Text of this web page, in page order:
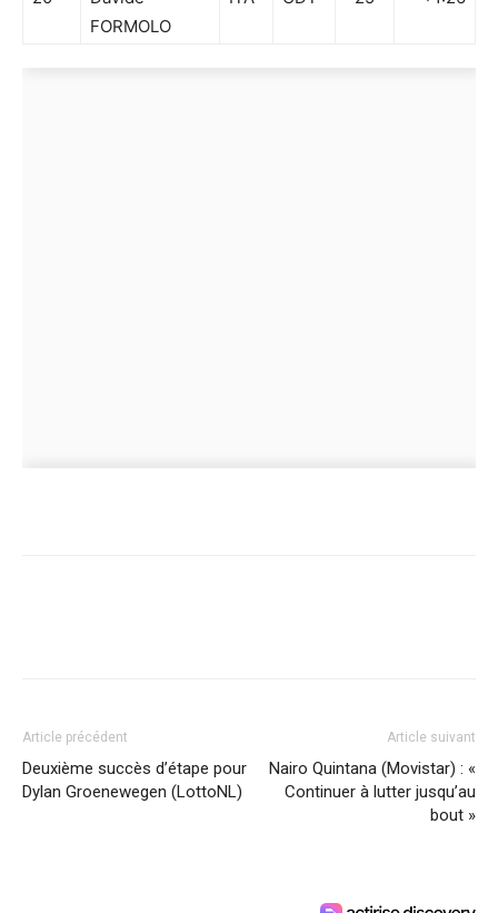
FORMOLO
Article précédent
Deuxième succès d’étape pour
Dylan Groenewegen (LottoNL)
Article suivant
Nairo Quintana (Movistar) : «
Continuer à lutter jusqu’au
bout »